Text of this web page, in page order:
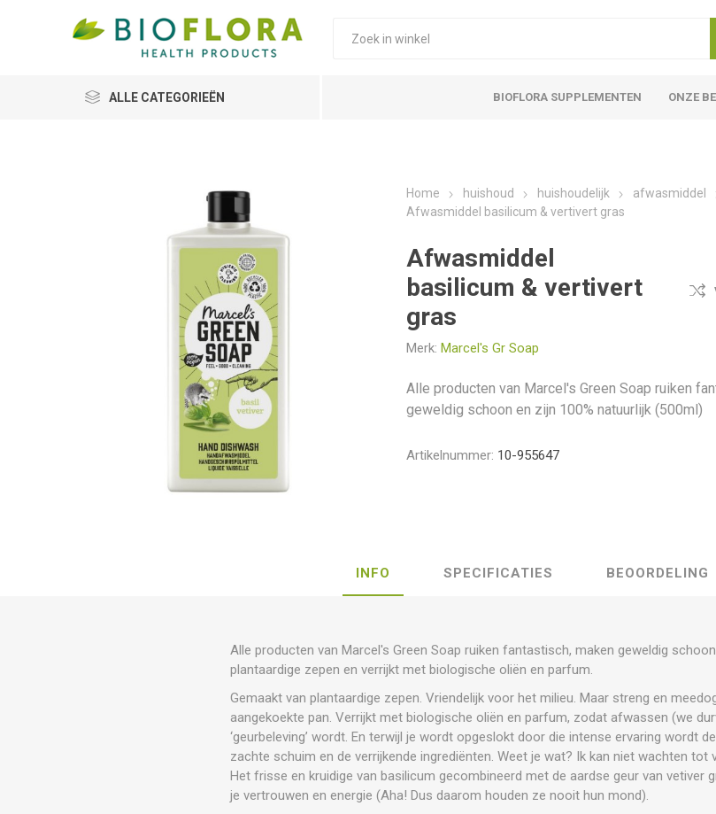
ALLE CATEGORIEËN BIOFLORA SUPPLEMENTEN ONZE
Home huishoud huishoudelijk
afwasmiddel
Afwasmiddel basilicum & vertivert gras
Afwasmiddel
basilicum & vertivert
gras
Merk: Marcel's Gr Soap
Alle producten van Marcel's Green Soap ruiken
geweldig schoon en zijn 100% natuurlijk (500ml)
Artikelnummer: 10-955647
INFO SPECIFICATIES BEOORDELING
Alle producten van Marcel's Green Soap ruiken fantastisch, maken geweldig
plantaardige zepen en verrijkt met biologische oliën en parfum.
Gemaakt van plantaardige zepen. Vriendelijk voor het milieu. Maar streng en
aangekoekte pan. Verrijkt met biologische oliën en parfum, zodat afwassen (we
‘geurbeleving’ wordt. En terwijl je wordt opgeslokt door die intense ervaring wordt
zachte schuim en de verrijkende ingrediënten. Weet je wat? Ik kan niet wachten
Het frisse en kruidige van basilicum gecombineerd met de aardse geur van vetiver
je vertrouwen en energie (Aha! Dus daarom houden ze nooit hun mond).